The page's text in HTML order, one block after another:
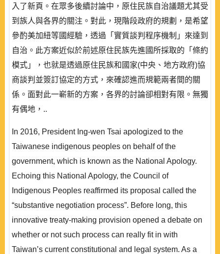
入了新頁。在眾多後續討論中，原住民族自治議題尤其受
到族人與各界的關注。對此，現階段政府的規劃，是希望
參酌美加紐等國經驗，透過「實質談判程序機制」來達到
自治。此方案近似於前述原住民族先進國所採取的「條約
模式」，也就是透過原住民族和國家(中央、地方政府)協
商談判並簽訂協定的方式，來確認進而規範兩者間的關
係。面對此一嶄新的方案，各界的討論卻相對有限。無獨
有偶地，..
In 2016, President Ing-wen Tsai apologized to the
Taiwanese indigenous peoples on behalf of the
government, which is known as the National Apology.
Echoing this National Apology, the Council of
Indigenous Peoples reaffirmed its proposal called the
“substantive negotiation process”. Before long, this
innovative treaty-making provision opened a debate on
whether or not such process can really fit in with
Taiwan’s current constitutional and legal system. As a